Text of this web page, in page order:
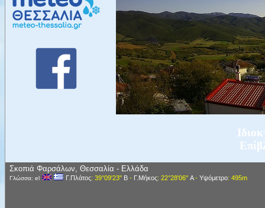
Σκοπιά Φαρσάλων, Θεσσαλία - Ελλάδα
Γλώσσα: el Γ.Πλάτος: 39°09'23" Β- Γ.Μήκος: 22°28'06" Α- Υψόμετρο: 495m